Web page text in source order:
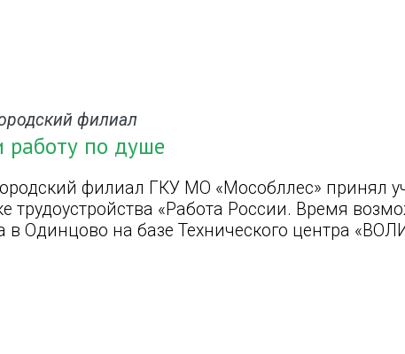
филиал
работу по душе
филиал ГКУ МО «Мособллес» принял
трудоустройства «Работа России. Время
в Одинцово на базе Технического центра